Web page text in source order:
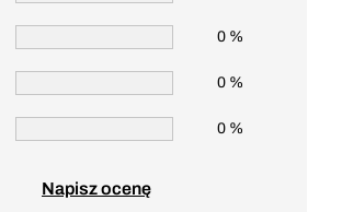
0 %
0 %
0 %
Napisz ocenę